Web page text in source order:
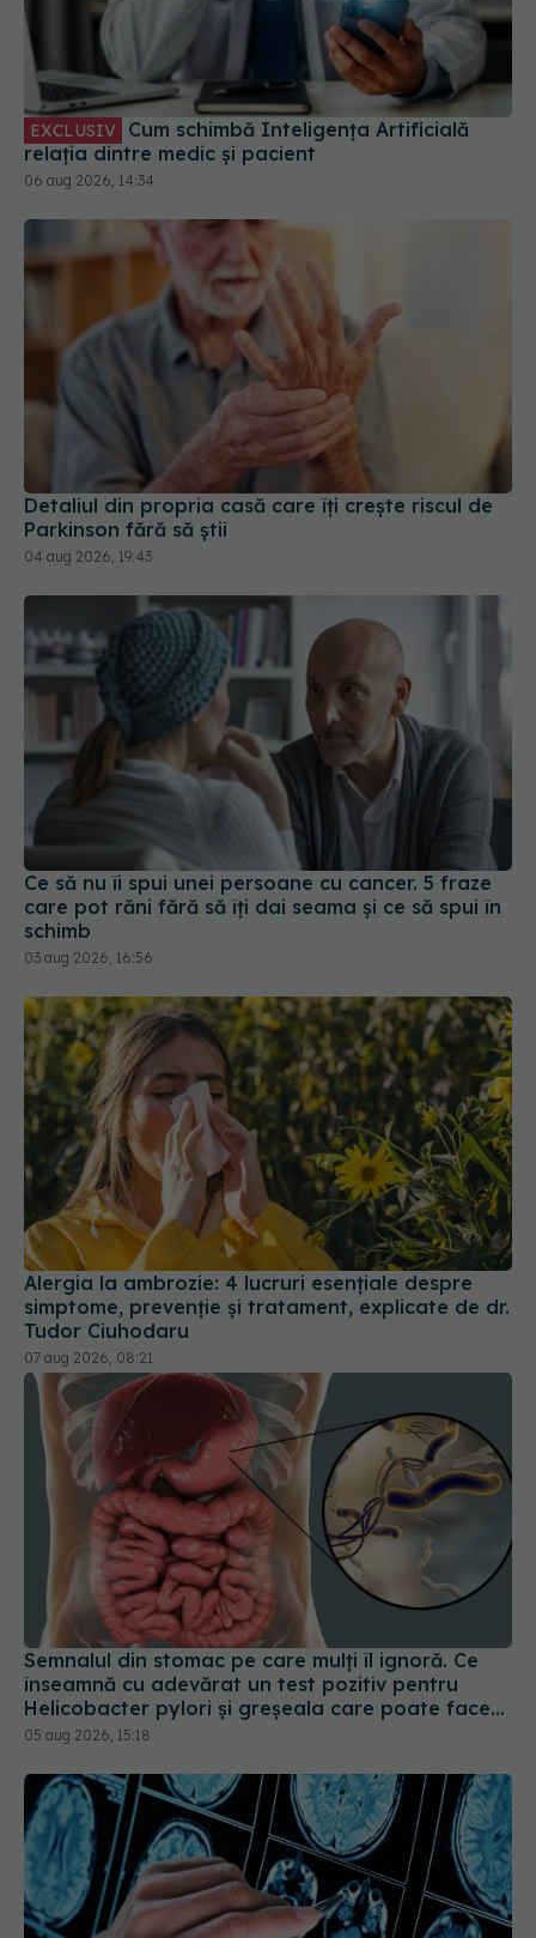
EXCLUSIV
relația dintre medic și pacient
06 aug 2026, 14:34
Detaliul din propria casă care îți crește riscul de
Parkinson fără să știi
04 aug 2026, 19:43
Ce să nu îi spui unei persoane cu cancer. 5 fraze
care pot răni fără să îți dai seama și ce să spui în
schimb
03 aug 2026, 16:56
Alergia la ambrozie: 4 lucruri esențiale despre
simptome, prevenție și tratament, explicate de dr.
Tudor Ciuhodaru
07 aug 2026, 08:21
Semnalul din stomac pe care mulți îl ignoră. Ce
înseamnă cu adevărat un test pozitiv pentru
Helicobacter pylori și greșeala care poate face
tratamentul mult mai dificil
05 aug 2026, 15:18